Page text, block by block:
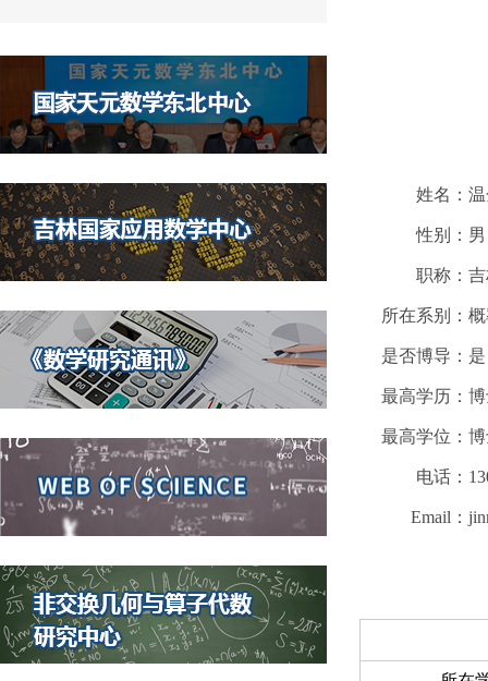
姓名：
性别： 男
职称：
所在系别：
是否博导： 是
最高学历：
最高学位：
电话：
Email ：